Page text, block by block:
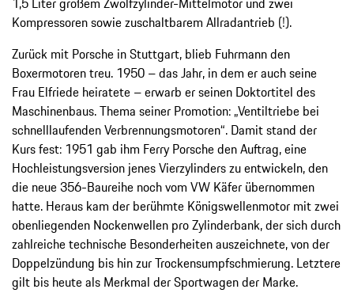
Kompressoren sowie zuschaltbarem Allradantrieb (!).
Zurück mit Porsche in Stuttgart, blieb Fuhrmann den
Boxermotoren treu. 1950 – das Jahr, in dem er auch seine
Frau Elfriede heiratete – erwarb er seinen Doktortitel des
Maschinenbaus. Thema seiner Promotion: „Ventiltriebe bei
schnelllaufenden Verbrennungsmotoren“. Damit stand der
Kurs fest: 1951 gab ihm Ferry Porsche den Auftrag, eine
Hochleistungsversion jenes Vierzylinders zu entwickeln, den
die neue 356-Baureihe noch vom VW Käfer übernommen
hatte. Heraus kam der berühmte Königswellenmotor mit zwei
obenliegenden Nockenwellen pro Zylinderbank, der sich durch
zahlreiche technische Besonderheiten auszeichnete, von der
Doppelzündung bis hin zur Trockensumpfschmierung. Letztere
gilt bis heute als Merkmal der Sportwagen der Marke.